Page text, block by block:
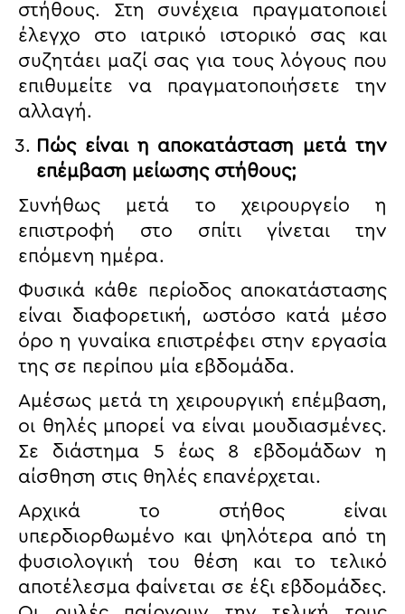
στήθους. Στη συνέχεια πραγματοποιεί
έλεγχο στο ιατρικό ιστορικό σας και
συζητάει μαζί σας για τους λόγους που
επιθυμείτε να πραγματοποιήσετε την
αλλαγή.
Πώς είναι η αποκατάσταση μετά την
επέμβαση μείωσης στήθους;
Συνήθως μετά το χειρουργείο η
επιστροφή στο σπίτι γίνεται την
επόμενη ημέρα.
Φυσικά κάθε περίοδος αποκατάστασης
είναι διαφορετική, ωστόσο κατά μέσο
όρο η γυναίκα επιστρέφει στην εργασία
της σε περίπου μία εβδομάδα.
Αμέσως μετά τη χειρουργική επέμβαση,
οι θηλές μπορεί να είναι μουδιασμένες.
Σε διάστημα 5 έως 8 εβδομάδων η
αίσθηση στις θηλές επανέρχεται.
Αρχικά το στήθος είναι
υπερδιορθωμένο και ψηλότερα από τη
φυσιολογική του θέση και το τελικό
αποτέλεσμα φαίνεται σε έξι εβδομάδες.